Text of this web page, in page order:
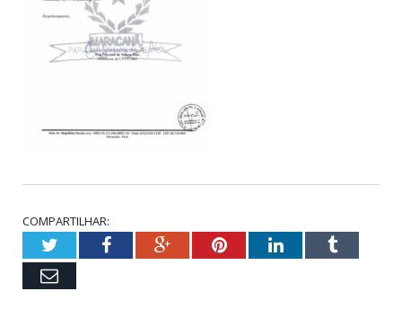
COMPARTILHAR:
TwitterFacebookGoogle+PinterestLinkedInTumblr
Email